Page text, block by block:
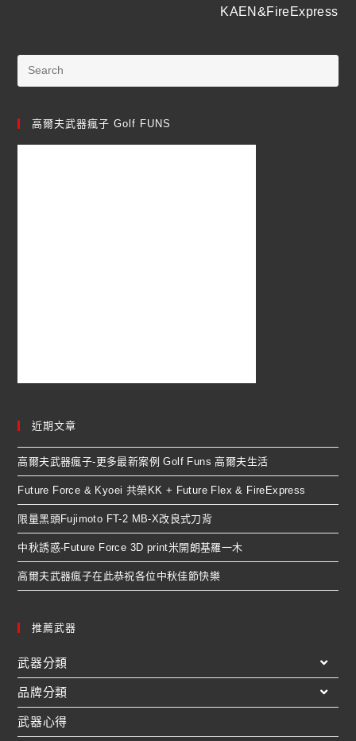
KAEN&FireExpress
高爾夫武器瘋子 Golf FUNS
近期文章
高爾夫武器瘋子-更多最新案例 Golf Funs 高爾夫生活
Future Force & Kyoei 共榮KK + Future Flex & FireExpress
限量黑頭Fujimoto FT-2 MB-X改良式刀背
中秋誘惑-Future Force 3D print米開朗基羅一木
高爾夫武器瘋子在此恭祝各位中秋佳節快樂
推薦武器
武器分類
品牌分類
武器心得